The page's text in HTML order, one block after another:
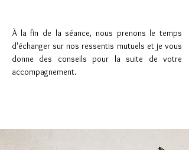
À la fin de la séance, nous prenons le temps
d'échanger sur nos ressentis mutuels et je vous
donne des conseils pour la suite de votre
accompagnement.